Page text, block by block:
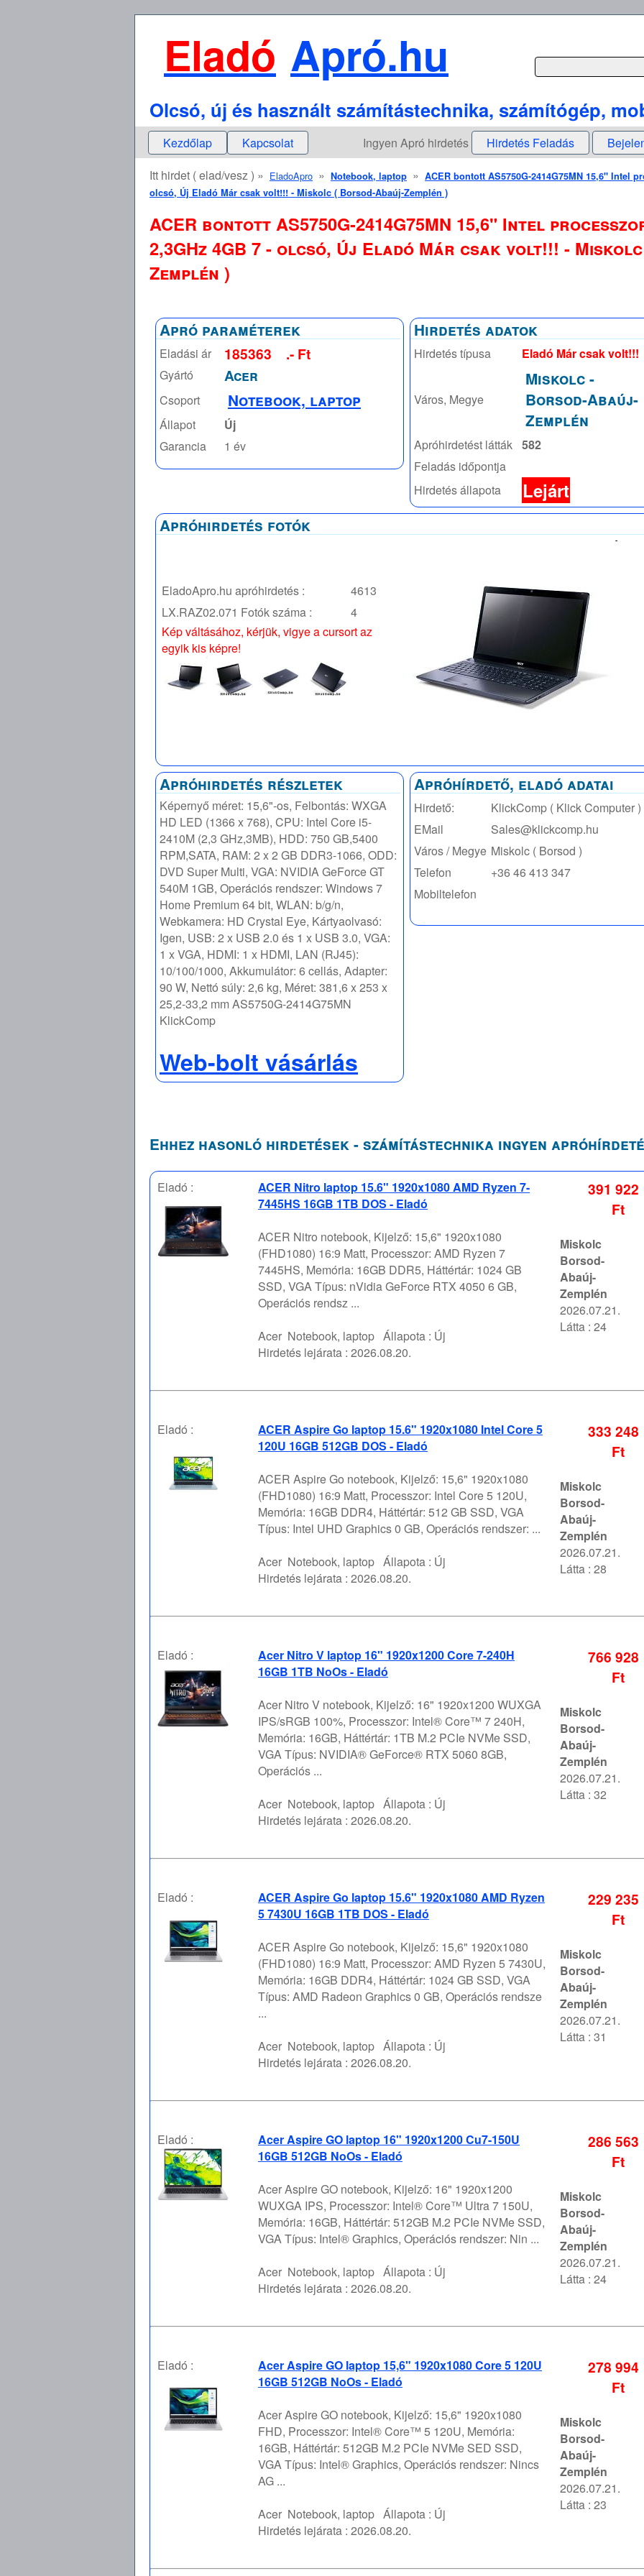
Eladó Apró.hu
Olcsó, új és használt számítástechnika, számítógép,
Kezdőlap Kapcsolat Ingyen Apró hirdetés Hirdetés Feladás
Itt hirdet ( elad/vesz ) » EladoApro » Notebook, laptop » ACER bontott AS5750G-2414G75MN 15,6" Intel
olcsó, Új Eladó Már csak volt!!! - Miskolc ( Borsod-Abaúj-Zemplén )
ACER bontott AS5750G-2414G75MN 15,6" Intel
2,3GHz 4GB 7 - olcsó, Új Eladó Már csak volt!!! -
Zemplén )
Apró paraméterek
Eladási ár 185363 .- Ft
Gyártó Acer
Csoport Notebook, laptop
Állapot
Új
Garancia
1 év
Hirdetés adatok
Hirdetés típusa Eladó Már csak volt!!!
Város, Megye
Miskolc -
Borsod-Abaúj-
Zemplén
Apróhirdetést látták 582
Feladás időpontja
Hirdetés állapota
Lejárt
Apróhirdetés fotók
EladoApro.hu apróhirdetés :
4613
LX.RAZ02.071 Fotók száma :
4
Kép váltásához, kérjük, vigye a cursort az
egyik kis képre!
Apróhirdetés részletek
Képernyő méret: 15,6"-os, Felbontás: WXGA
HD LED (1366 x 768), CPU: Intel Core i5-
2410M (2,3 GHz,3MB), HDD: 750 GB,5400
RPM,SATA, RAM: 2 x 2 GB DDR3-1066, ODD:
DVD Super Multi, VGA: NVIDIA GeForce GT
540M 1GB, Operációs rendszer: Windows 7
Home Premium 64 bit, WLAN: b/g/n,
Webkamera: HD Crystal Eye, Kártyaolvasó:
Igen, USB: 2 x USB 2.0 és 1 x USB 3.0, VGA:
1 x VGA, HDMI: 1 x HDMI, LAN (RJ45):
10/100/1000, Akkumulátor: 6 cellás, Adapter:
90 W, Nettó súly: 2,6 kg, Méret: 381,6 x 253 x
25,2-33,2 mm AS5750G-2414G75MN
KlickComp
Web-bolt vásárlás
Apróhírdető, eladó adatai
Hirdető:
KlickComp ( Klick Computer )
EMail
Sales@klickcomp.hu
Város / Megye Miskolc ( Borsod )
Telefon
+36 46 413 347
Mobiltelefon
Ehhez hasonló hirdetések - számítástechnika ingyen
Eladó :
ACER Nitro laptop 15.6" 1920x1080 AMD Ryzen 7-
7445HS 16GB 1TB DOS - Eladó
ACER Nitro notebook, Kijelző: 15,6" 1920x1080
(FHD1080) 16:9 Matt, Processzor: AMD Ryzen 7
7445HS, Memória: 16GB DDR5, Háttértár: 1024 GB
SSD, VGA Típus: nVidia GeForce RTX 4050 6 GB,
Operációs rendsz ...
Acer Notebook, laptop Állapota : Új
Hirdetés lejárata : 2026.08.20.
391 922
Ft
Miskolc
Borsod-
Abaúj-
Zemplén
2026.07.21.
Látta : 24
Eladó :
ACER Aspire Go laptop 15.6" 1920x1080 Intel Core 5
120U 16GB 512GB DOS - Eladó
ACER Aspire Go notebook, Kijelző: 15,6" 1920x1080
(FHD1080) 16:9 Matt, Processzor: Intel Core 5 120U,
Memória: 16GB DDR4, Háttértár: 512 GB SSD, VGA
Típus: Intel UHD Graphics 0 GB, Operációs rendszer: ...
Acer Notebook, laptop Állapota : Új
Hirdetés lejárata : 2026.08.20.
333 248
Ft
Miskolc
Borsod-
Abaúj-
Zemplén
2026.07.21.
Látta : 28
Eladó :
Acer Nitro V laptop 16" 1920x1200 Core 7-240H
16GB 1TB NoOs - Eladó
Acer Nitro V notebook, Kijelző: 16" 1920x1200 WUXGA
IPS/sRGB 100%, Processzor: Intel® Core™ 7 240H,
Memória: 16GB, Háttértár: 1TB M.2 PCIe NVMe SSD,
VGA Típus: NVIDIA® GeForce® RTX 5060 8GB,
Operációs ...
Acer Notebook, laptop Állapota : Új
Hirdetés lejárata : 2026.08.20.
766 928
Ft
Miskolc
Borsod-
Abaúj-
Zemplén
2026.07.21.
Látta : 32
Eladó :
ACER Aspire Go laptop 15.6" 1920x1080 AMD Ryzen
5 7430U 16GB 1TB DOS - Eladó
ACER Aspire Go notebook, Kijelző: 15,6" 1920x1080
(FHD1080) 16:9 Matt, Processzor: AMD Ryzen 5 7430U,
Memória: 16GB DDR4, Háttértár: 1024 GB SSD, VGA
Típus: AMD Radeon Graphics 0 GB, Operációs rendsze
...
Acer Notebook, laptop Állapota : Új
Hirdetés lejárata : 2026.08.20.
229 235
Ft
Miskolc
Borsod-
Abaúj-
Zemplén
2026.07.21.
Látta : 31
Eladó :
Acer Aspire GO laptop 16" 1920x1200 Cu7-150U
16GB 512GB NoOs - Eladó
Acer Aspire GO notebook, Kijelző: 16" 1920x1200
WUXGA IPS, Processzor: Intel® Core™ Ultra 7 150U,
Memória: 16GB, Háttértár: 512GB M.2 PCIe NVMe SSD,
VGA Típus: Intel® Graphics, Operációs rendszer: Nin ...
Acer Notebook, laptop Állapota : Új
Hirdetés lejárata : 2026.08.20.
286 563
Ft
Miskolc
Borsod-
Abaúj-
Zemplén
2026.07.21.
Látta : 24
Eladó :
Acer Aspire GO laptop 15,6" 1920x1080 Core 5 120U
16GB 512GB NoOs - Eladó
Acer Aspire GO notebook, Kijelző: 15,6" 1920x1080
FHD, Processzor: Intel® Core™ 5 120U, Memória:
16GB, Háttértár: 512GB M.2 PCIe NVMe SED SSD,
VGA Típus: Intel® Graphics, Operációs rendszer: Nincs
AG ...
Acer Notebook, laptop Állapota : Új
Hirdetés lejárata : 2026.08.20.
278 994
Ft
Miskolc
Borsod-
Abaúj-
Zemplén
2026.07.21.
Látta : 23